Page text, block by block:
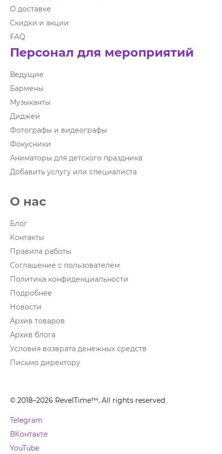
О доставке
Скидки и акции
FAQ
Персонал для мероприятий
Ведущие
Бармены
Музыканты
Диджеи
Фотографы и видеографы
Фокусники
Аниматоры для детского праздника
Добавить услугу или специалиста
О нас
Блог
Контакты
Правила работы
Соглашение с пользователем
Политика конфиденциальности
Подробнее
Новости
Архив товаров
Архив блога
Условия возврата денежных средств
Письмо директору
© 2018–2026 RevelTime™. All rights reserved
Telegram
ВКонтакте
YouTube